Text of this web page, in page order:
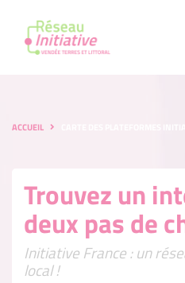
ACCUEIL
Trouvez un
deux pas de
Initiative France : un
local !